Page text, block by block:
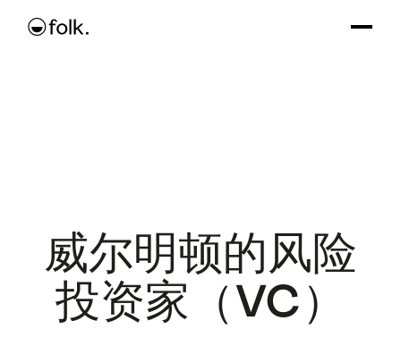
威尔明顿的风险
投资家（VC）